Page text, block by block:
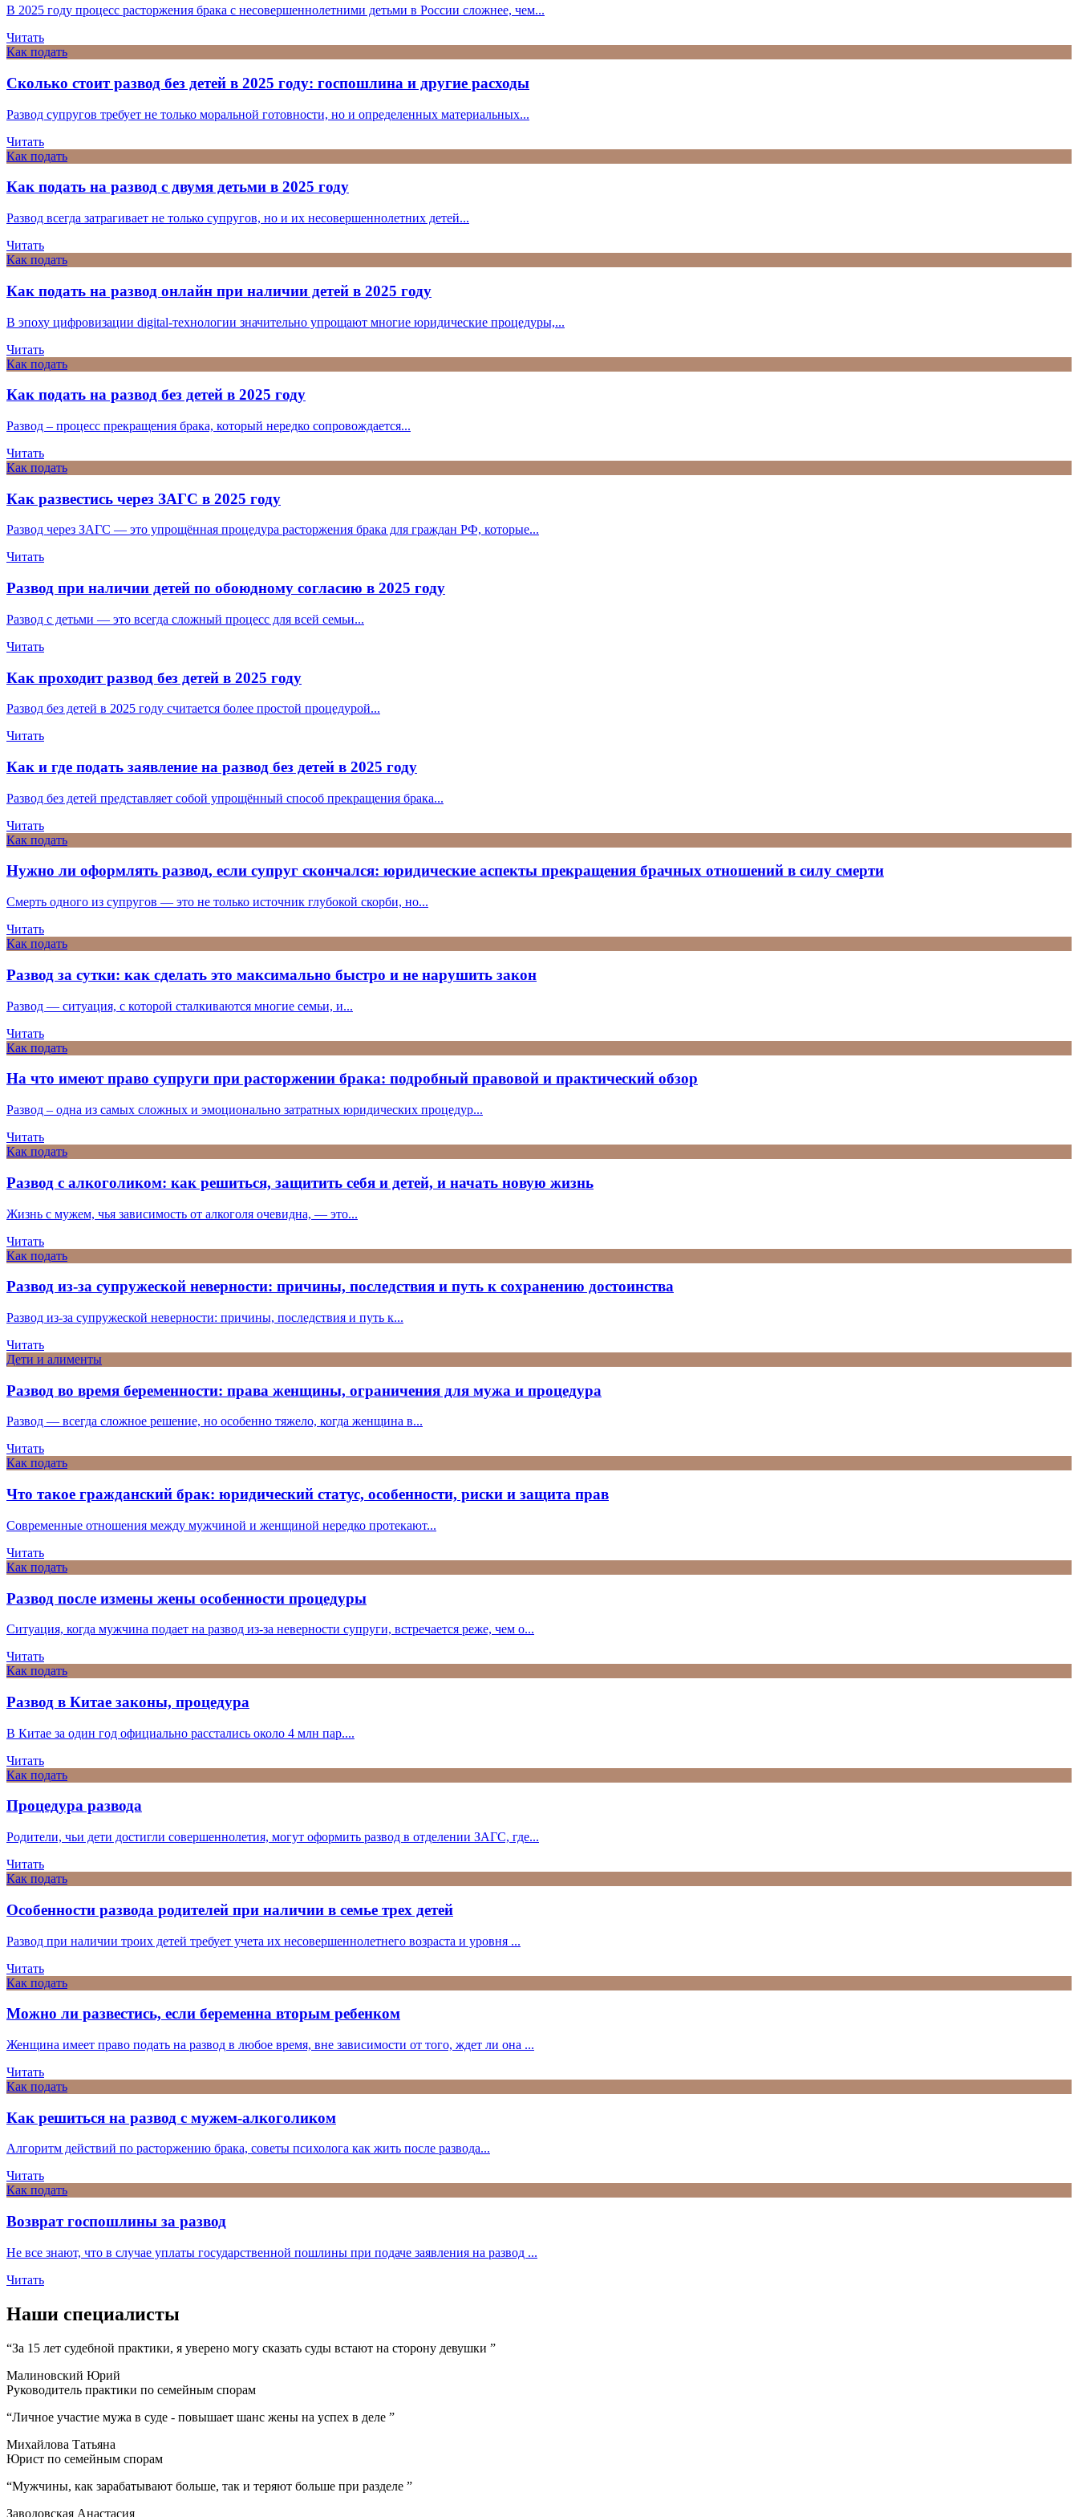
В 2025 году процесс расторжения брака с несовершеннолетними детьми в России сложнее, чем...
Читать
Как подать
Сколько стоит развод без детей в 2025 году: госпошлина и другие расходы
Развод супругов требует не только моральной готовности, но и определенных материальных...
Читать
Как подать
Как подать на развод с двумя детьми в 2025 году
Развод всегда затрагивает не только супругов, но и их несовершеннолетних детей...
Читать
Как подать
Как подать на развод онлайн при наличии детей в 2025 году
В эпоху цифровизации digital-технологии значительно упрощают многие юридические процедуры,...
Читать
Как подать
Как подать на развод без детей в 2025 году
Развод – процесс прекращения брака, который нередко сопровождается...
Читать
Как подать
Как развестись через ЗАГС в 2025 году
Развод через ЗАГС — это упрощённая процедура расторжения брака для граждан РФ, которые...
Читать
Развод при наличии детей по обоюдному согласию в 2025 году
Развод с детьми — это всегда сложный процесс для всей семьи...
Читать
Как проходит развод без детей в 2025 году
Развод без детей в 2025 году считается более простой процедурой...
Читать
Как и где подать заявление на развод без детей в 2025 году
Развод без детей представляет собой упрощённый способ прекращения брака...
Читать
Как подать
Нужно ли оформлять развод, если супруг скончался: юридические аспекты прекращения брачных отношений в силу смерти
Смерть одного из супругов — это не только источник глубокой скорби, но...
Читать
Как подать
Развод за сутки: как сделать это максимально быстро и не нарушить закон
Развод — ситуация, с которой сталкиваются многие семьи, и...
Читать
Как подать
На что имеют право супруги при расторжении брака: подробный правовой и практический обзор
Развод – одна из самых сложных и эмоционально затратных юридических процедур...
Читать
Как подать
Развод с алкоголиком: как решиться, защитить себя и детей, и начать новую жизнь
Жизнь с мужем, чья зависимость от алкоголя очевидна, — это...
Читать
Как подать
Развод из-за супружеской неверности: причины, последствия и путь к сохранению достоинства
Развод из-за супружеской неверности: причины, последствия и путь к...
Читать
Дети и алименты
Развод во время беременности: права женщины, ограничения для мужа и процедура
Развод — всегда сложное решение, но особенно тяжело, когда женщина в...
Читать
Как подать
Что такое гражданский брак: юридический статус, особенности, риски и защита прав
Современные отношения между мужчиной и женщиной нередко протекают...
Читать
Как подать
Развод после измены жены особенности процедуры
Ситуация, когда мужчина подает на развод из-за неверности супруги, встречается реже, чем о...
Читать
Как подать
Развод в Китае законы, процедура
В Китае за один год официально расстались около 4 млн пар....
Читать
Как подать
Процедура развода
Родители, чьи дети достигли совершеннолетия, могут оформить развод в отделении ЗАГС, где...
Читать
Как подать
Особенности развода родителей при наличии в семье трех детей
Развод при наличии троих детей требует учета их несовершеннолетнего возраста и уровня ...
Читать
Как подать
Можно ли развестись, если беременна вторым ребенком
Женщина имеет право подать на развод в любое время, вне зависимости от того, ждет ли она ...
Читать
Как подать
Как решиться на развод с мужем-алкоголиком
Алгоритм действий по расторжению брака, советы психолога как жить после развода...
Читать
Как подать
Возврат госпошлины за развод
Не все знают, что в случае уплаты государственной пошлины при подаче заявления на развод ...
Читать
Наши специалисты
“За 15 лет судебной практики, я уверено могу сказать суды встают на сторону девушки ”
Малиновский Юрий
Руководитель практики по семейным спорам
“Личное участие мужа в суде - повышает шанс жены на успех в деле ”
Михайлова Татьяна
Юрист по семейным спорам
“Мужчины, как зарабатывают больше, так и теряют больше при разделе ”
Заводовская Анастасия